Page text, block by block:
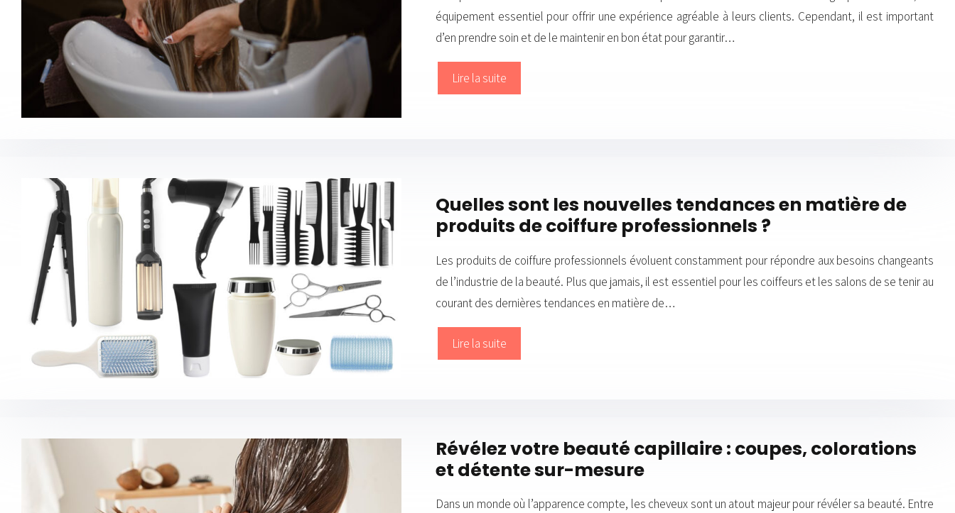
équipement essentiel pour offrir une expérience agréable à leurs clients. Cependant, il est important
d’en prendre soin et de le maintenir en bon état pour garantir…
Lire la suite
Quelles sont les nouvelles tendances en matière de
produits de coiffure professionnels ?
Les produits de coiffure professionnels évoluent constamment pour répondre aux besoins changeants
de l’industrie de la beauté. Plus que jamais, il est essentiel pour les coiffeurs et les salons de se tenir au
courant des dernières tendances en matière de…
Lire la suite
Révélez votre beauté capillaire : coupes, colorations
et détente sur-mesure
Dans un monde où l’apparence compte, les cheveux sont un atout majeur pour révéler sa beauté. Entre